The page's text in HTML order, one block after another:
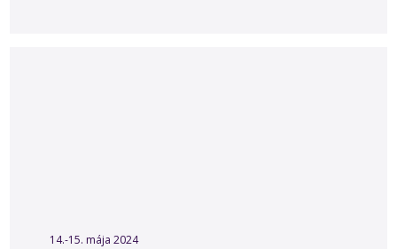
14.-15. mája 2024